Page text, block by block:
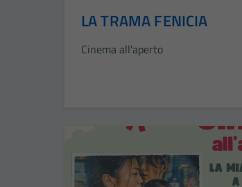
LA TRAMA FENICIA
Cinema all'aperto